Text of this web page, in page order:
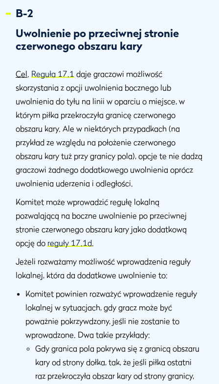
B-2
Uwolnienie po przeciwnej stronie
czerwonego obszaru kary
Cel. Reguła 17.1 daje graczowi możliwość
skorzystania z opcji uwolnienia bocznego lub
uwolnienia do tyłu na linii w oparciu o miejsce, w
którym piłka przekroczyła granicę czerwonego
obszaru kary. Ale w niektórych przypadkach (na
przykład ze względu na położenie czerwonego
obszaru kary tuż przy granicy pola), opcje te nie dadzą
graczowi żadnego dodatkowego uwolnienia oprócz
uwolnienia uderzenia i odległości.
Komitet może wprowadzić regułę lokalną
pozwalającą na boczne uwolnienie po przeciwnej
stronie czerwonego obszaru kary jako dodatkową
opcję do reguły 17.1d.
Jeżeli rozważamy możliwość wprowadzenia reguły
lokalnej, która da dodatkowe uwolnienie to:
Komitet powinien rozważyć wprowadzenie reguły
lokalnej w sytuacjach, gdy gracz może być
poważnie pokrzywdzony, jeśli nie zostanie to
wprowadzone. Dwa takie przykłady:
Gdy granica pola pokrywa się z granicą obszaru
kary od strony dołka, tak, że jeśli piłka ostatni
raz przekroczyła obszar kary od strony granicy,